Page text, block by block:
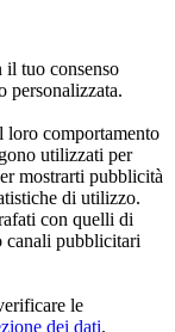
tuo consenso
personalizzata.
loro comportamento
utilizzati per
mostrarti pubblicità
di utilizzo.
con quelli di
canali pubblicitari
le
dei dati.